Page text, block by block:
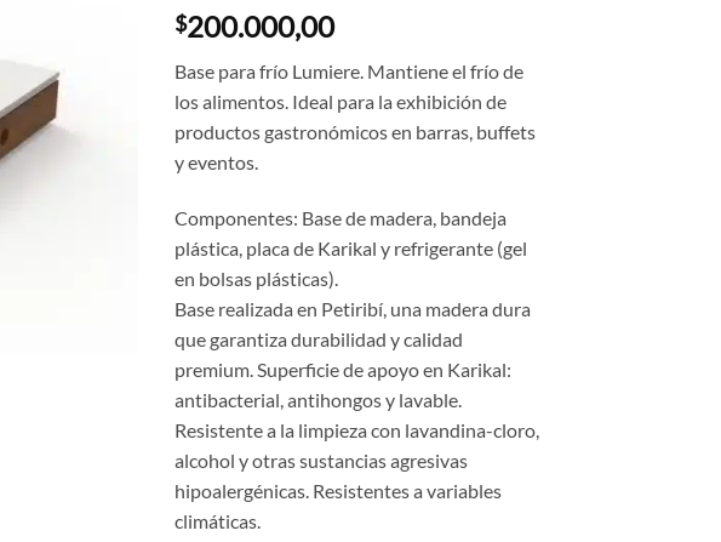
$200.000,00
Base para frío Lumiere. Mantiene el frío de
los alimentos. Ideal para la exhibición de
productos gastronómicos en barras, buffets
y eventos.
Componentes: Base de madera, bandeja
plástica, placa de Karikal y refrigerante (gel
en bolsas plásticas).
Base realizada en Petiribí, una madera dura
que garantiza durabilidad y calidad
premium. Superficie de apoyo en Karikal:
antibacterial, antihongos y lavable.
Resistente a la limpieza con lavandina-cloro,
alcohol y otras sustancias agresivas
hipoalergénicas. Resistentes a variables
climáticas.